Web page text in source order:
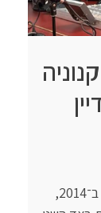
כשהייתה בכיתה ז', במהלך מבצע צוק איתן ב־2014,